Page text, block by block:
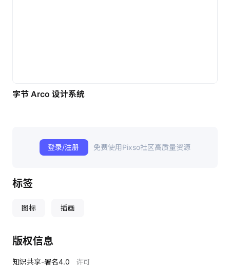
字节 Arco 设计系统
登录/注册 免费使用Pixso社区高质量资源
标签
图标 插画
版权信息
知识共享-署名4.0 许可